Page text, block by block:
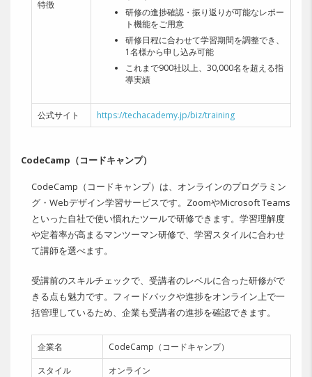
特徴
研修の進捗確認・振り返りが可能なレポー
ト機能をご用意
研修日程に合わせて学習期間を調整でき、
1名様から申し込み可能
これまで900社以上、30,000名を超える指
導実績
公式サイト https://techacademy.jp/biz/training
CodeCamp（コードキャンプ）
CodeCamp（コードキャンプ）は、オンラインのプログラミン
グ・Webデザイン学習サービスです。ZoomやMicrosoft Teams
といった自社で使い慣れたツールで研修できます。学習理解度
や定着率が高まるマンツーマン研修で、学習スタイルに合わせ
て講師を選べます。
受講前のスキルチェックで、受講者のレベルに合った研修がで
きる点も魅力です。フィードバックや進捗をオンライン上で一
括管理しているため、企業も受講者の進捗を確認できます。
企業名
CodeCamp（コードキャンプ）
スタイル
オンライン